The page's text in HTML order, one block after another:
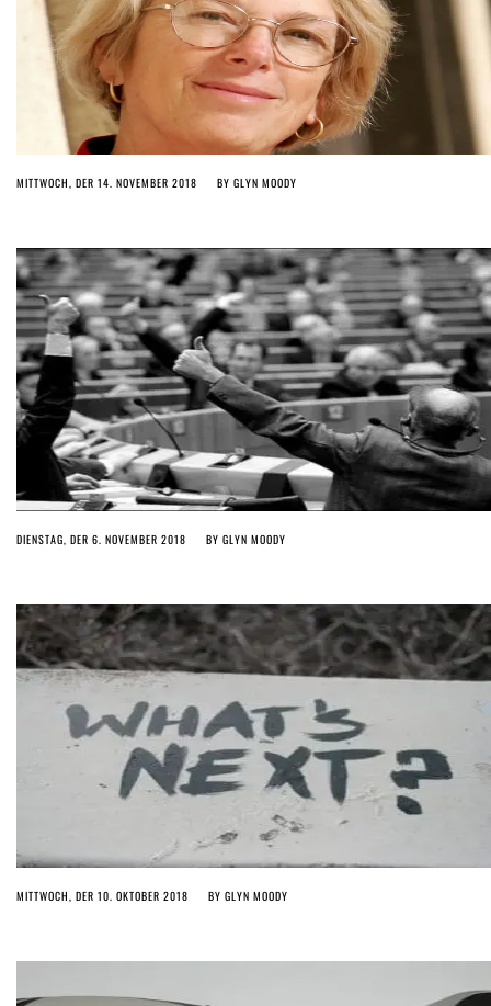
MITTWOCH, DER 14. NOVEMBER 2018 BY GLYN MOODY
DIENSTAG, DER 6. NOVEMBER 2018 BY GLYN MOODY
MITTWOCH, DER 10. OKTOBER 2018 BY GLYN MOODY